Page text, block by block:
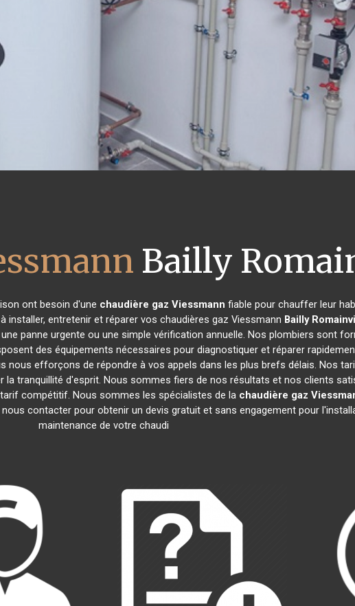
Bailly
ont besoin d'une chaudière gaz Viessmann fiable pour chauffer leur
entretenir et réparer vos chaudières gaz Viessmann Bailly
panne urgente ou une simple vérification annuelle. Nos plombiers sont
des équipements nécessaires pour diagnostiquer et réparer
nous efforçons de répondre à vos appels dans les plus brefs délais. Nos
tranquillité d'esprit. Nous sommes fiers de nos résultats et nos clients
compétitif. Nous sommes les spécialistes de la chaudière gaz
contacter pour obtenir un devis gratuit et sans engagement pour
maintenance de votre chaudi